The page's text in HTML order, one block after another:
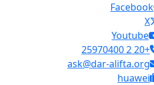
Facebook
X
Youtube
+20 2 25970400
ask@dar-alifta.org
huawei